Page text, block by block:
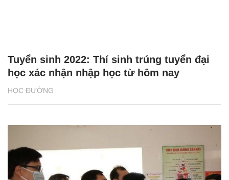
HỌC ĐƯỜNG
Tuyển sinh 2022: Thí sinh trúng tuyển đại
học xác nhận nhập học từ hôm nay